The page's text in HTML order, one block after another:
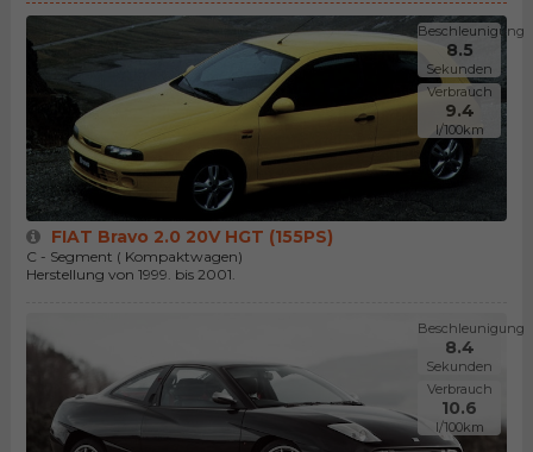
Beschleunigung
8.5
Sekunden
Verbrauch
9.4
l/100km
FIAT Bravo 2.0 20V HGT (155PS)
C - Segment ( Kompaktwagen)
Herstellung von 1999. bis 2001.
Beschleunigung
8.4
Sekunden
Verbrauch
10.6
l/100km